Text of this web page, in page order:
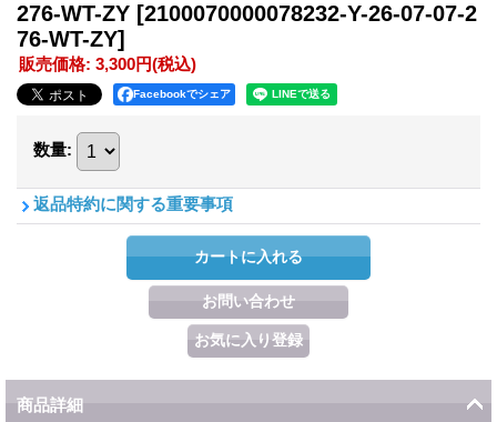
276-WT-ZY [2100070000078232-Y-26-07-07-2
76-WT-ZY]
販売価格: 3,300円(税込)
Facebookでシェア
数量:
返品特約に関する重要事項
商品詳細